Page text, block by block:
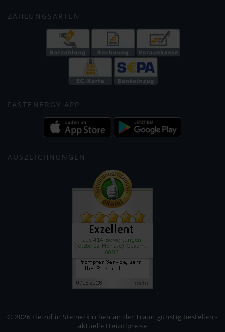
ZAHLUNGSARTEN
FASTENERGY APP
AUSZEICHNUNGEN
© 2026 Heizöl in Steinerkirchen an der Traun günstig bestellen -
aktuelle Heizölpreise